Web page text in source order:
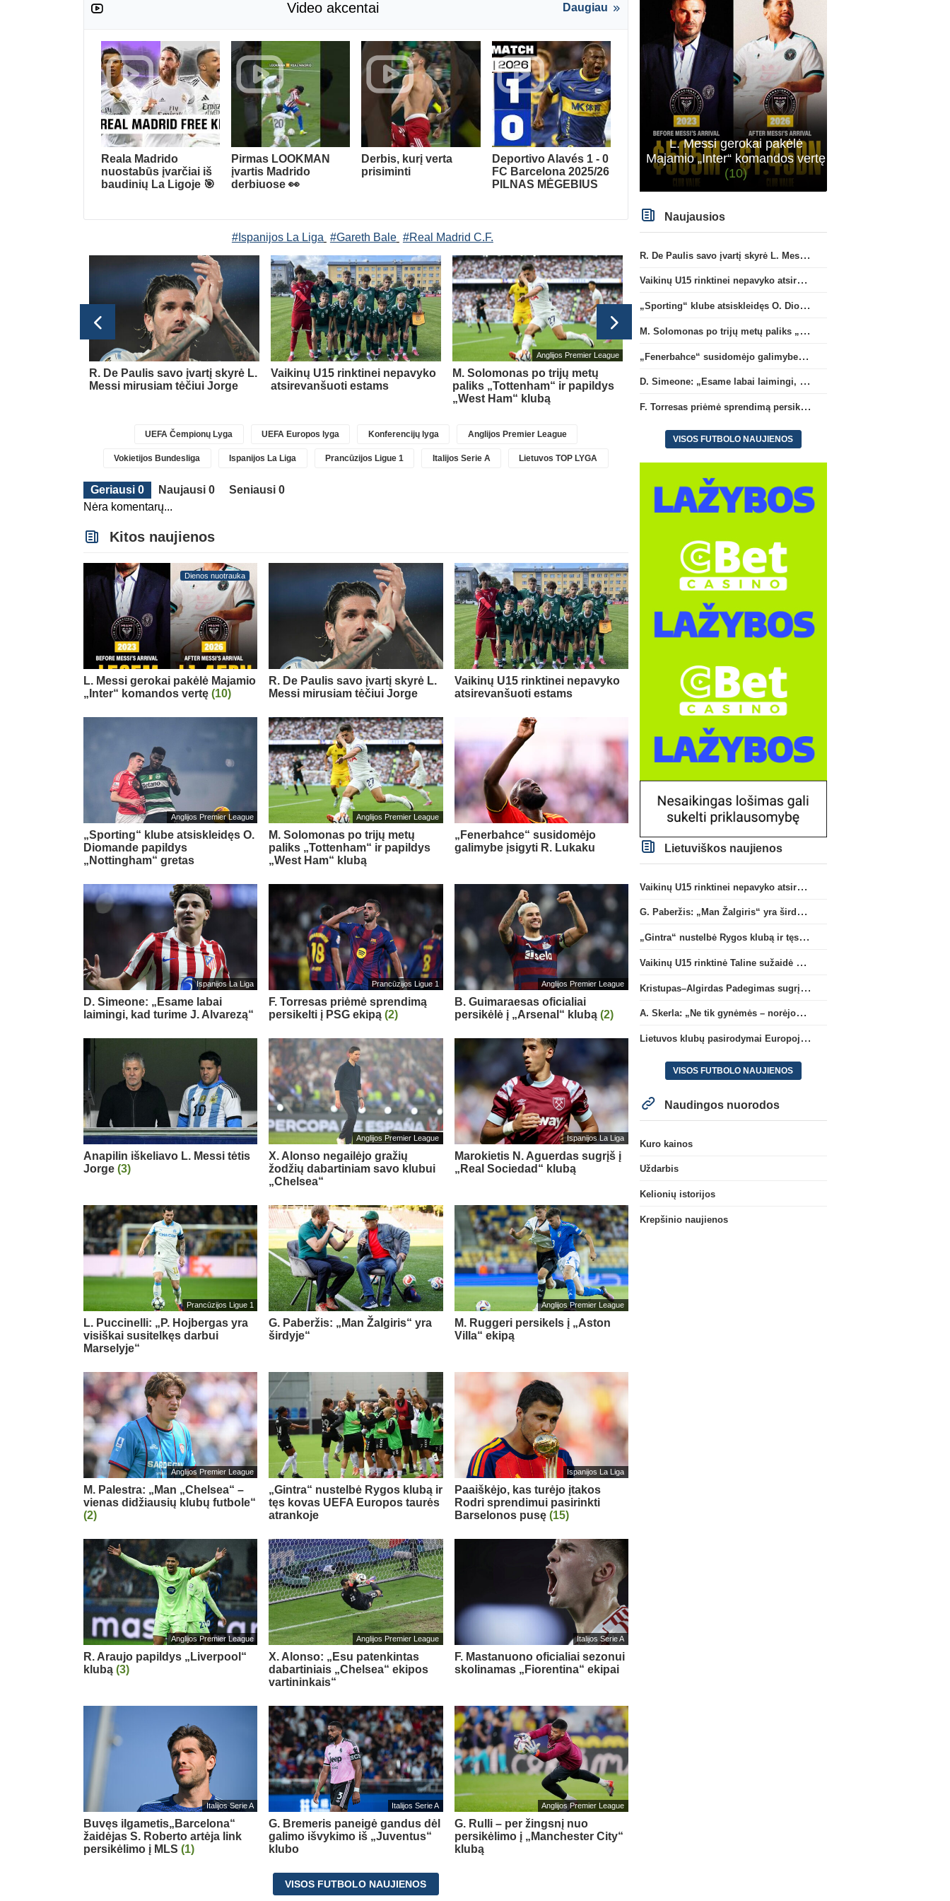
Video akcentai Daugiau
Reala Madrido
nuostabūs įvarčiai iš
baudinių La Ligoje 🎯
Pirmas LOOKMAN
įvartis Madrido
derbiuose 👀
Derbis, kurį verta
prisiminti
Deportivo Alavés 1 - 0
FC Barcelona 2025/26
PILNAS MĖGEBIUS
#Ispanijos La Liga #Gareth Bale #Real Madrid C.F.
R. De Paulis savo įvartį skyrė L.
Messi mirusiam tėčiui Jorge
Vaikinų U15 rinktinei nepavyko
atsirevanšuoti estams
Anglijos Premier League
M. Solomonas po trijų metų
paliks „Tottenham“ ir papildys
„West Ham“ klubą
galimybe įsigyti R. Lukaku
UEFA Čempionų Lyga UEFA Europos lyga Konferencijų lyga Anglijos Premier League
Vokietijos Bundesliga Ispanijos La Liga Prancūzijos Ligue 1 Italijos Serie A Lietuvos TOP LYGA
Geriausi 0 Naujausi 0
Seniausi 0
Nėra komentarų...
Kitos naujienos
Dienos nuotrauka
L. Messi gerokai pakėlė Majamio
„Inter“ komandos vertę (10)
R. De Paulis savo įvartį skyrė L.
Messi mirusiam tėčiui Jorge
Vaikinų U15 rinktinei nepavyko
atsirevanšuoti estams
Anglijos Premier League
„Sporting“ klube atsiskleidęs O.
Diomande papildys
„Nottingham“ gretas
Anglijos Premier League
M. Solomonas po trijų metų
paliks „Tottenham“ ir papildys
„West Ham“ klubą
„Fenerbahce“ susidomėjo
galimybe įsigyti R. Lukaku
Ispanijos La Liga
D. Simeone: „Esame labai
laimingi, kad turime J. Alvarezą“
Prancūzijos Ligue 1
F. Torresas priėmė sprendimą
persikelti į PSG ekipą(2)
Anglijos Premier League
B. Guimaraesas oficialiai
persikėlė į „Arsenal“ klubą (2)
Anapilin iškeliavo L. Messi tėtis
Jorge (3)
Anglijos Premier League
X. Alonso negailėjo gražių
žodžių dabartiniam savo klubui
„Chelsea“
Ispanijos La Liga
Marokietis N. Aguerdas sugrįš į
„Real Sociedad“ klubą
Prancūzijos Ligue 1
L. Puccinelli: „P. Hojbergas yra
visiškai susitelkęs darbui
Marselyje“
G. Paberžis: „Man Žalgiris“ yra
širdyje“
Anglijos Premier League
M. Ruggeri persikels į „Aston
Villa“ ekipą
Anglijos Premier League
M. Palestra: „Man „Chelsea“ –
vienas didžiausių klubų futbole“
(2)
„Gintra“ nustelbė Rygos klubą ir
tęs kovas UEFA Europos taurės
atrankoje
Ispanijos La Liga
Paaiškėjo, kas turėjo įtakos
Rodri sprendimui pasirinkti
Barselonos pusę (15)
Anglijos Premier League
R. Araujo papildys „Liverpool“
klubą (3)
Anglijos Premier League
X. Alonso: „Esu patenkintas
dabartiniais „Chelsea“ ekipos
vartininkais“
Italijos Serie A
F. Mastanuono oficialiai sezonui
skolinamas „Fiorentina“ ekipai
Italijos Serie A
Buvęs ilgametis„Barcelona“
žaidėjas S. Roberto artėja link
persikėlimo į MLS (1)
Italijos Serie A
G. Bremeris paneigė gandus dėl
galimo išvykimo iš „Juventus“
klubo
Anglijos Premier League
G. Rulli – per žingsnį nuo
persikėlimo į „Manchester City“
klubą
VISOS FUTBOLO NAUJIENOS
L. Messi gerokai pakėlė
Majamio „Inter“ komandos vertę
(10)
Naujausios
R. De Paulis savo įvartį skyrė L. Messi mirusiam tėčiui Jorge
Vaikinų U15 rinktinei nepavyko atsirevanšuoti estams
„Sporting“ klube atsiskleidęs O. Diomande papildys „Nottingham“ gretas
M. Solomonas po trijų metų paliks „Tottenham“ ir papildys „West Ham“ klubą
„Fenerbahce“ susidomėjo galimybe įsigyti R. Lukaku
D. Simeone: „Esame labai laimingi, kad turime J. Alvarezą“
F. Torresas priėmė sprendimą persikelti į PSG ekipą
VISOS FUTBOLO NAUJIENOS
Lietuviškos naujienos
Vaikinų U15 rinktinei nepavyko atsirevanšuoti estams
G. Paberžis: „Man Žalgiris“ yra širdyje“
„Gintra“ nustelbė Rygos klubą ir tęs kovas UEFA Europos taurės atrankoje
Vaikinų U15 rinktinė Taline sužaidė pirmąsias kontrolines rungtynes
Kristupas–Algirdas Padegimas sugrįžta į FC „Hegelmann” B sudėtį
A. Skerla: „Ne tik gynėmės – norėjome atakuoti“
Lietuvos klubų pasirodymai Europoje: patirti pralaimėjimai Kroatijos atstovams
VISOS FUTBOLO NAUJIENOS
Naudingos nuorodos
Kuro kainos
Uždarbis
Kelionių istorijos
Krepšinio naujienos